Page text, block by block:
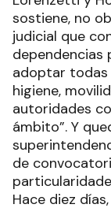
sostiene, no
judicial que
dependencias
adoptar todas
higiene,
autoridades
ámbito”. Y
de
Hace diez